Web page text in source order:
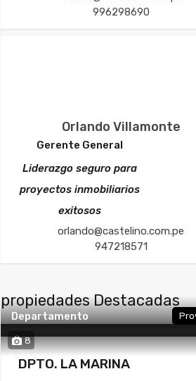
Orlando Villamonte
Gerente General
Liderazgo seguro para
proyectos inmobiliarios
exitosos
orlando@castelino.com.pe
947218571
996298690
propiedades Destacadas
8
Departamento
DPTO. LA MARINA